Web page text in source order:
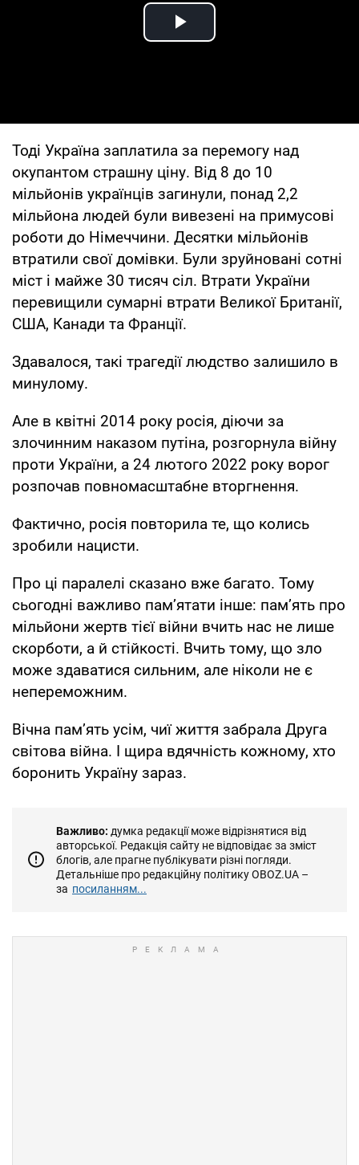
Play Video
Тоді Україна заплатила за перемогу над
окупантом страшну ціну. Від 8 до 10
мільйонів українців загинули, понад 2,2
мільйона людей були вивезені на примусові
роботи до Німеччини. Десятки мільйонів
втратили свої домівки. Були зруйновані сотні
міст і майже 30 тисяч сіл. Втрати України
перевищили сумарні втрати Великої Британії,
США, Канади та Франції.
Здавалося, такі трагедії людство залишило в
минулому.
Але в квітні 2014 року росія, діючи за
злочинним наказом путіна, розгорнула війну
проти України, а 24 лютого 2022 року ворог
розпочав повномасштабне вторгнення.
Фактично, росія повторила те, що колись
зробили нацисти.
Про ці паралелі сказано вже багато. Тому
сьогодні важливо пам’ятати інше: пам’ять про
мільйони жертв тієї війни вчить нас не лише
скорботи, а й стійкості. Вчить тому, що зло
може здаватися сильним, але ніколи не є
непереможним.
Вічна памʼять усім, чиї життя забрала Друга
світова війна. І щира вдячність кожному, хто
боронить Україну зараз.
Важливо: думка редакції може відрізнятися від
авторської. Редакція сайту не відповідає за зміст
блогів, але прагне публікувати різні погляди.
Детальніше про редакційну політику OBOZ.UA –
за посиланням...